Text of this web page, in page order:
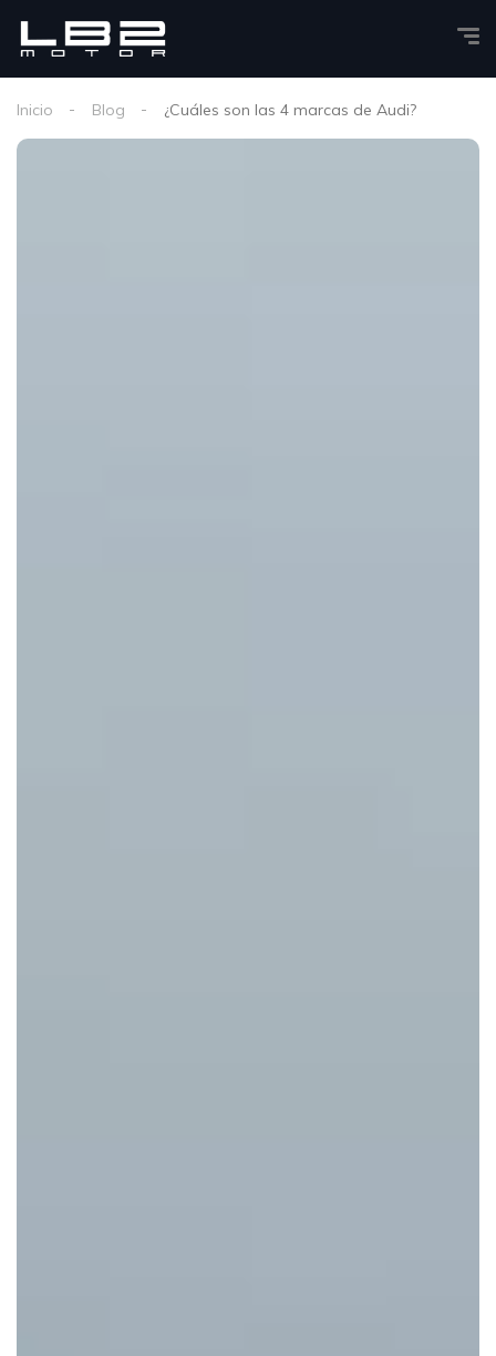
Inicio Blog ¿Cuáles son las 4 marcas de Audi?